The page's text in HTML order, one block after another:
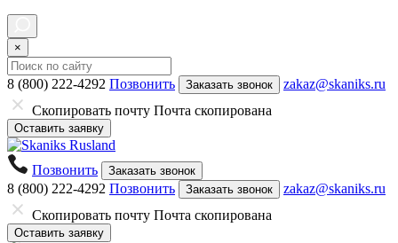
×
8 (800) 222-4292 Позвонить Заказать звонок
zakaz@skaniks.ru
Скопировать почту Почта скопирована
Оставить заявку
Позвонить Заказать звонок
8 (800) 222-4292 Позвонить Заказать звонок
zakaz@skaniks.ru
Скопировать почту Почта скопирована
Оставить заявку